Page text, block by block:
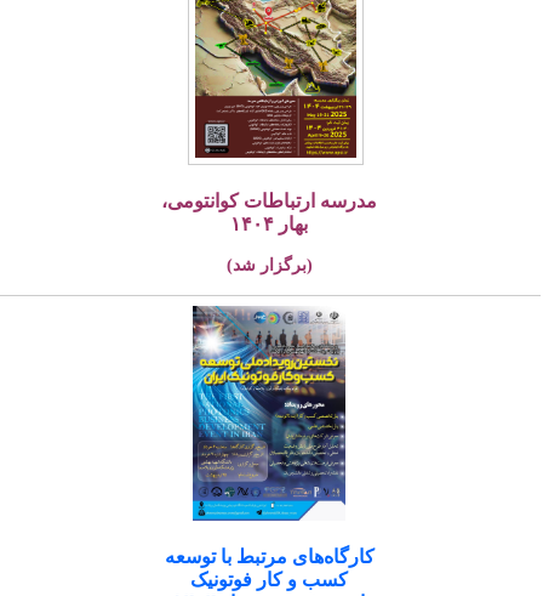
مدرسه ارتباطات کوانتومی،
بهار ۱۴۰۴
(برگزار شد)
کارگاه‌های مرتبط با توسعه
کسب و کار فوتونیک